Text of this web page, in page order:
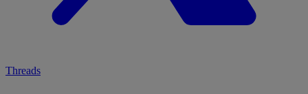
Threads